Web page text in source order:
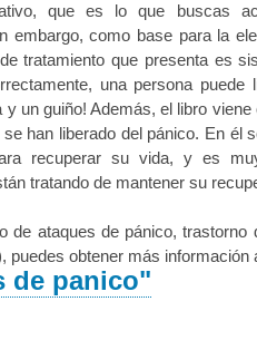
que es lo que buscas
embargo, como base para la
tratamiento que presenta es
una persona puede
un guiño! Además, el libro viene
han liberado del pánico. En él
recuperar su vida, y es
tratando de mantener su
de ataques de pánico, trastorno
puedes obtener más información
de panico"